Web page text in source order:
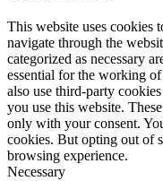
This website uses cookies
navigate through the
categorized as necessary
essential for the working
also use third-party
you use this website.
only with your consent.
cookies. But opting out of
browsing experience.
Necessary